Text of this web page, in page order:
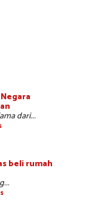
dari...
beli rumah